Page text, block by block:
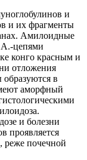
и
и их фрагменты
Амилоидные
цепями
конго красным и
отложения
в
аморфный
и болезни
проявляется
реже почечной